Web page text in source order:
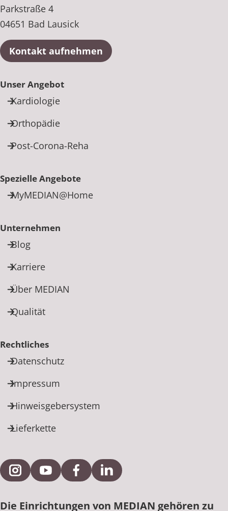
Parkstraße 4
04651 Bad Lausick
Kontakt aufnehmen
Unser Angebot
Kardiologie
Orthopädie
Post-Corona-Reha
Spezielle Angebote
MyMEDIAN@Home
Unternehmen
Blog
Karriere
Über MEDIAN
Qualität
Rechtliches
Datenschutz
Impressum
Hinweisgebersystem
Lieferkette
Externe Verlinkung zu Instagram
Externe Verlinkung zu YouTube
Externe Verlinkung zu Facebook
Externe Verlinkung zu
Die Einrichtungen von MEDIAN gehören zu